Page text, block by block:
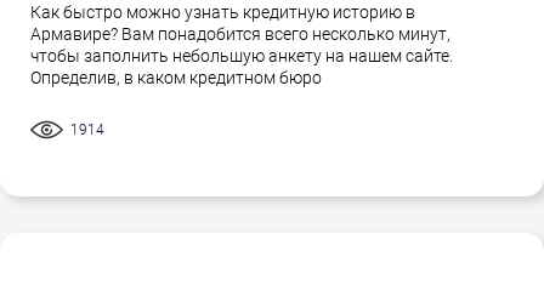
Как быстро можно узнать кредитную историю в
Армавире? Вам понадобится всего несколько минут,
чтобы заполнить небольшую анкету на нашем сайте.
Определив, в каком кредитном бюро
1914